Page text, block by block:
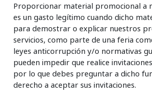
Proporcionar material promocional a
es un gasto legítimo cuando dicho
para demostrar o explicar nuestros
servicios, como parte de una feria
leyes anticorrupción y/o normativas
pueden impedir que realice
por lo que debes preguntar a dicho
derecho a aceptar sus invitaciones.